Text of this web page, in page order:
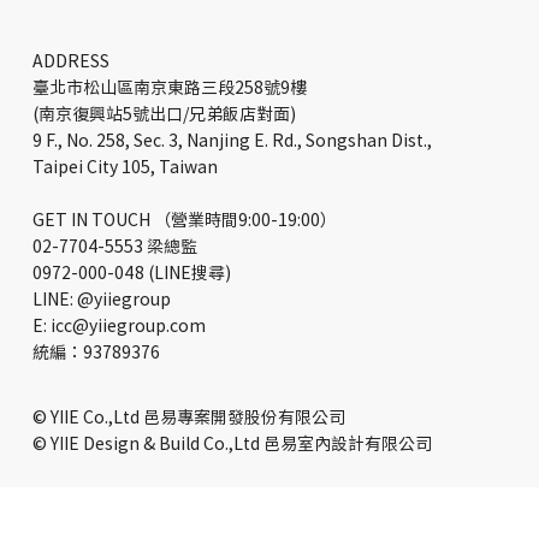
地、水湳園區熱 台灣土地開發三大焦點案
ADDRESS
臺北市松山區南京東路三段258號9樓
(南京復興站5號出口/兄弟飯店對面)
9 F., No. 258, Sec. 3, Nanjing E. Rd., Songshan Dist.,
Taipei City 105, Taiwan
GET IN TOUCH （營業時間9:00-19:00）
02-7704-5553 梁總監
0972-000-048 (LINE搜尋)
LINE: @yiiegroup
E: icc@yiiegroup.com
​統編：93789376
© YIIE Co.,Ltd 邑易專案開發股份有限公司
© YIIE Design & Build Co.,Ltd 邑易室內設計有限公司